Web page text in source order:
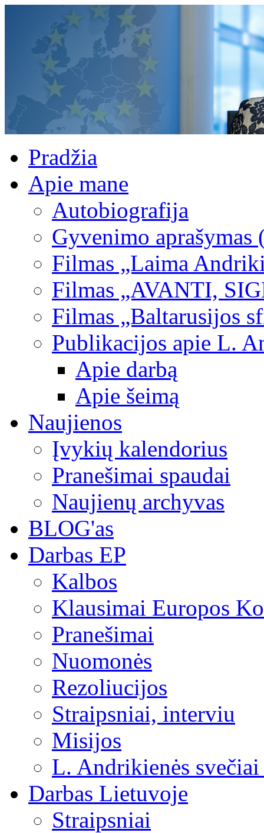
Pradžia
Apie mane
Autobiografija
Gyvenimo aprašymas
Filmas „Laima
Filmas „AVANTI,
Filmas „Baltarusijos
Publikacijos apie L.
Apie darbą
Apie šeimą
Naujienos
Įvykių kalendorius
Pranešimai spaudai
Naujienų archyvas
BLOG'as
Darbas EP
Kalbos
Klausimai Europos
Pranešimai
Nuomonės
Rezoliucijos
Straipsniai, interviu
Misijos
L. Andrikienės
Darbas Lietuvoje
Straipsniai